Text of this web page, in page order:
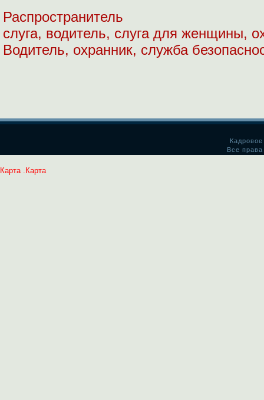
Распространитель
слуга, водитель, слуга для женщины,
Водитель, охранник, служба
Все
Карта . Карта